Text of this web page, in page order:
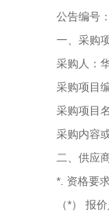
公告编号：
一、采购
采购人：
采购项目
采购项目
采购内容
二、供应
*. 资格要
（*） 报